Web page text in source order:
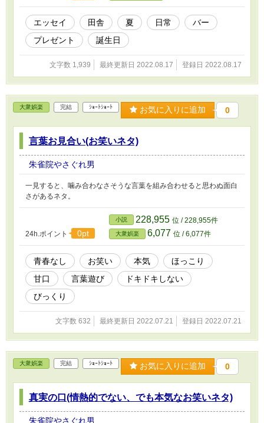
エッセイ 田舎 夏 日常
バー
プレゼント
誕生日
文字数 1,939 最終更新日 2022.08.17 登録日 2022.08.17
大衆娯楽 完結 ｼｮｰﾄｼｮｰﾄ お気に入りに追加 0
言葉お見合い(お笑いネタ)
朱雀院やさぐれ男
一見すると、噛み合わなさそうな言葉を組み合わせると思わぬ面白
さがあるネタ。
24h.ポイント 0pt
小説 228,955 位 / 228,955件
大衆娯楽 6,077 位 / 6,077件
青春なし お笑い 本気
ほっこり
甘口
言葉遊び
ドキドキしない
びっくり
文字数 632 最終更新日 2022.07.21 登録日 2022.07.21
大衆娯楽 完結 ｼｮｰﾄｼｮｰﾄ お気に入りに追加 0
真実の口(情熱的でない、でも本気なお笑いネタ)
朱雀院やさぐれ男